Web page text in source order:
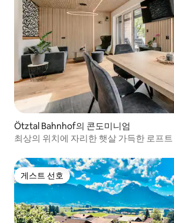
Ötztal Bahnhof의 콘도미니엄
최상의 위치에 자리한 햇살 가득한 로프
게스트 선호
게스트 선호